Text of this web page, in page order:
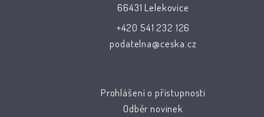
66431 Lelekovice
+420 541 232 126
podatelna@ceska.cz
Prohlášení o přístupnosti
Odběr novinek